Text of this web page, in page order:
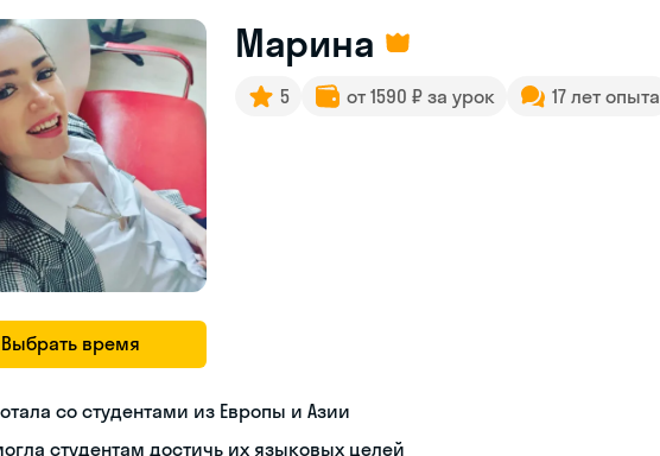
Выбрать время
Марина
5 от 1590 ₽ за урок 17 лет опыта
со студентами из Европы и Азии
студентам достичь их языковых целей